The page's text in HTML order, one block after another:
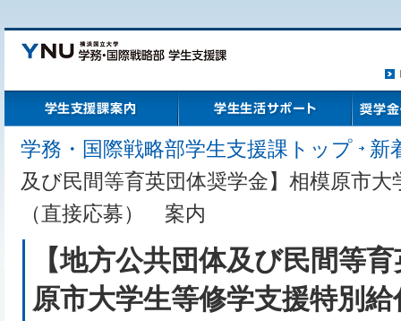
ト
学務・国際戦略部学生支援課トップ
新
及び民間等育英団体奨学金】相模原市
（直接応募） 案内
【地方公共団体及び民間等
原市大学生等修学支援特別